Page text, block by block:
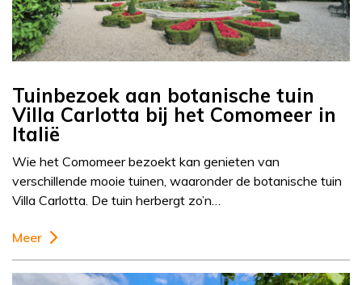
Tuinbezoek aan botanische tuin
Villa Carlotta bij het Comomeer in
Italië
Wie het Comomeer bezoekt kan genieten van
verschillende mooie tuinen, waaronder de botanische tuin
Villa Carlotta. De tuin herbergt zo’n…
Meer